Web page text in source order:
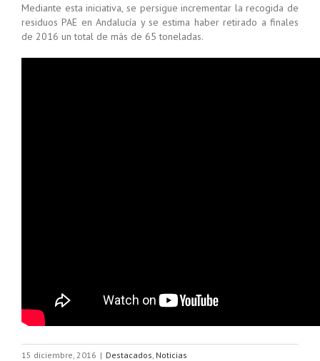
Mediante esta iniciativa, se persigue incrementar la recogida de
residuos PAE en Andalucía y se estima haber retirado a finales
de 2016 un total de más de 65 toneladas.
15 diciembre, 2016 | Destacados Noticias